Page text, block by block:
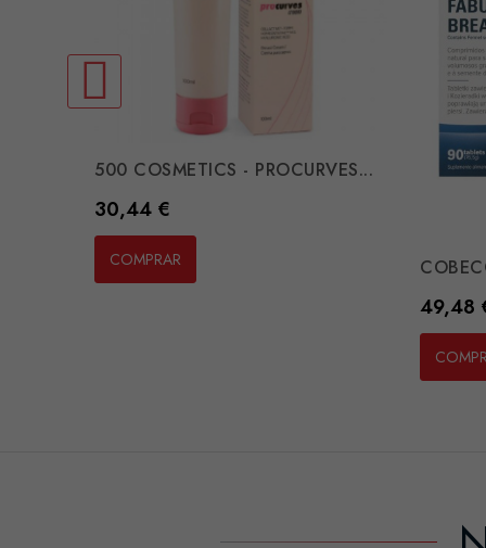
500 COSMETICS - PROCURVES...
Preço
30,44 €
COMPRAR
Preço
49,48